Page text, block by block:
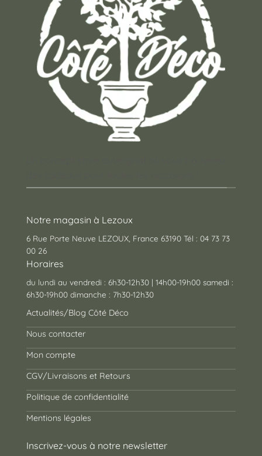
Notre magasin à Lezoux
6 Rue Porte Neuve LEZOUX, France 63190 Tél : 04 73 73
00 26
Horaires
du lundi au vendredi : 6h30-12h30 | 14h00-19h00 samedi :
6h30-19h00 dimanche : 7h30-12h30
Actualités/Blog Côté Déco
Nous contacter
Mon compte
CGV/Livraisons et Retours
Politique de confidentialité
Mentions légales
Inscrivez-vous à notre newsletter